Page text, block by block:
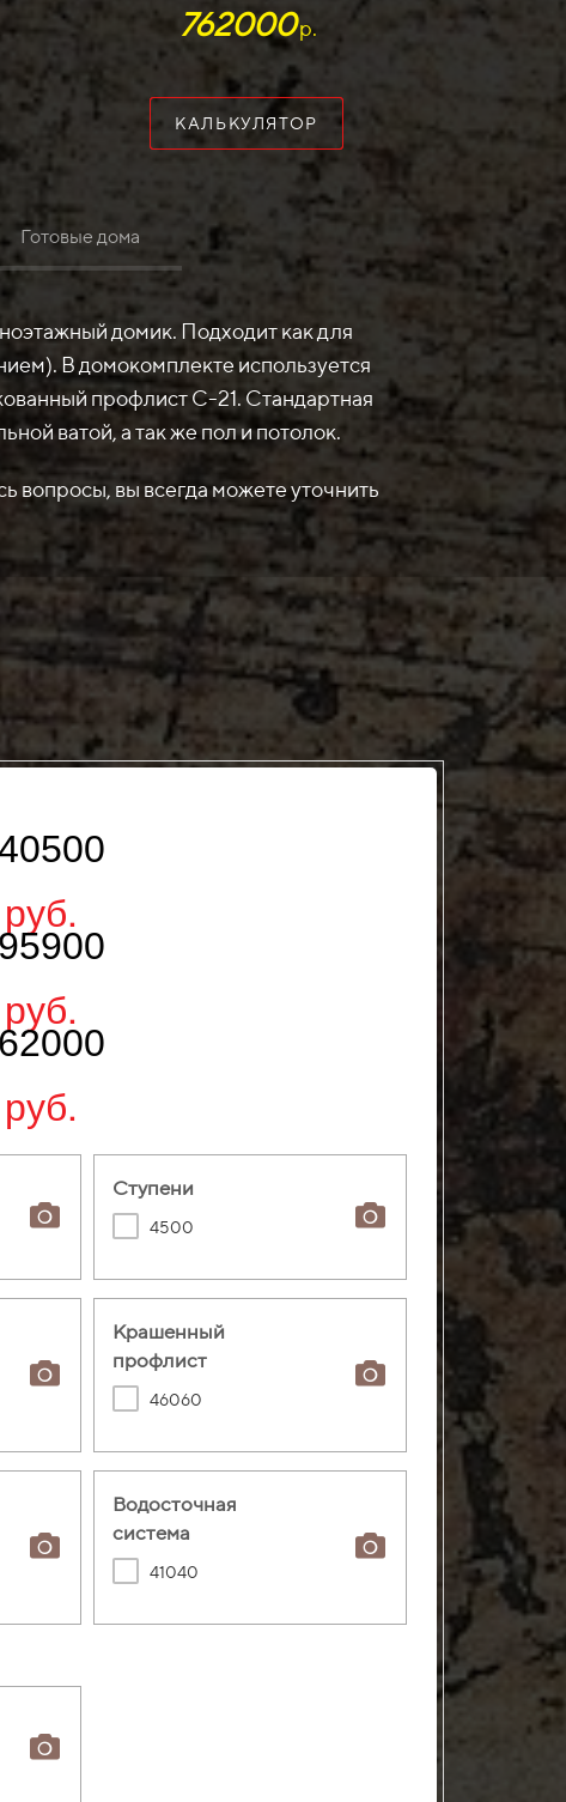
762000р.
КАЛЬКУЛЯТОР
Готовые дома
домик. Подходит как для
В домокомплекте используется
профлист С-21. Стандартная
ватой, а так же пол и потолок.
вопросы, вы всегда можете уточнить
руб.
руб.
руб.
Ступени
4500
Крашенный
профлист
46060
Водосточная
система
41040